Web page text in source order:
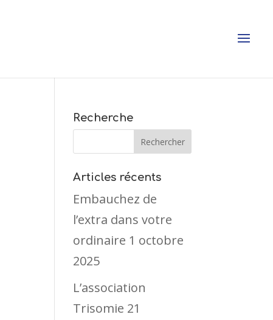
Recherche
Articles récents
Embauchez de
l’extra dans votre
ordinaire 1 octobre
2025
L’association
Trisomie 21